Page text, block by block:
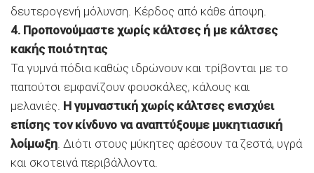
δευτερογενή μόλυνση. Κέρδος από κάθε άποψη.
4. Προπονούμαστε χωρίς κάλτσες ή με κάλτσες
κακής ποιότητας
Τα γυμνά πόδια καθώς ιδρώνουν και τρίβονται με το
παπούτσι εμφανίζουν φουσκάλες, κάλους και
μελανιές. Η γυμναστική χωρίς κάλτσες ενισχύει
επίσης τον κίνδυνο να αναπτύξουμε μυκητιασική
λοίμωξη . Διότι στους μύκητες αρέσουν τα ζεστά, υγρά
και σκοτεινά περιβάλλοντα.